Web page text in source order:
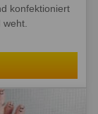
konfektioniert